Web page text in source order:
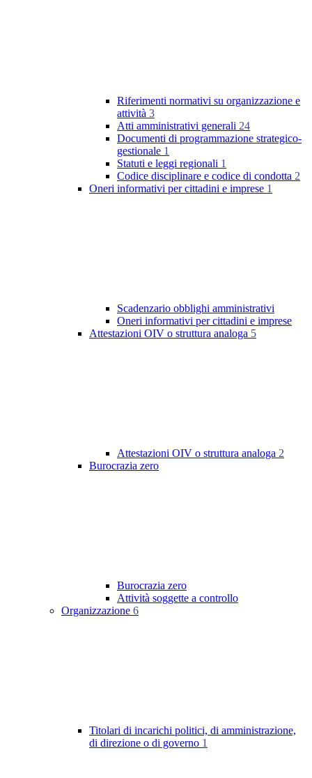
Riferimenti normativi su organizzazione e
attività 3
Atti amministrativi generali 24
Documenti di programmazione strategico-
gestionale 1
Statuti e leggi regionali 1
Codice disciplinare e codice di condotta 2
Oneri informativi per cittadini e imprese 1
Scadenzario obblighi amministrativi
Oneri informativi per cittadini e imprese
Attestazioni OIV o struttura analoga 5
Attestazioni OIV o struttura analoga 2
Burocrazia zero
Burocrazia zero
Attività soggette a controllo
Organizzazione 6
Titolari di incarichi politici, di amministrazione,
di direzione o di governo 1